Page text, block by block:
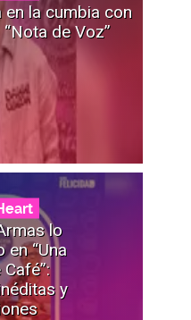
en la cumbia con
de Voz”
lo
en “Una
y